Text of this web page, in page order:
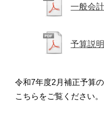
一般会計
予算説
令和7年度2月補正予算
こちらをご覧ください。